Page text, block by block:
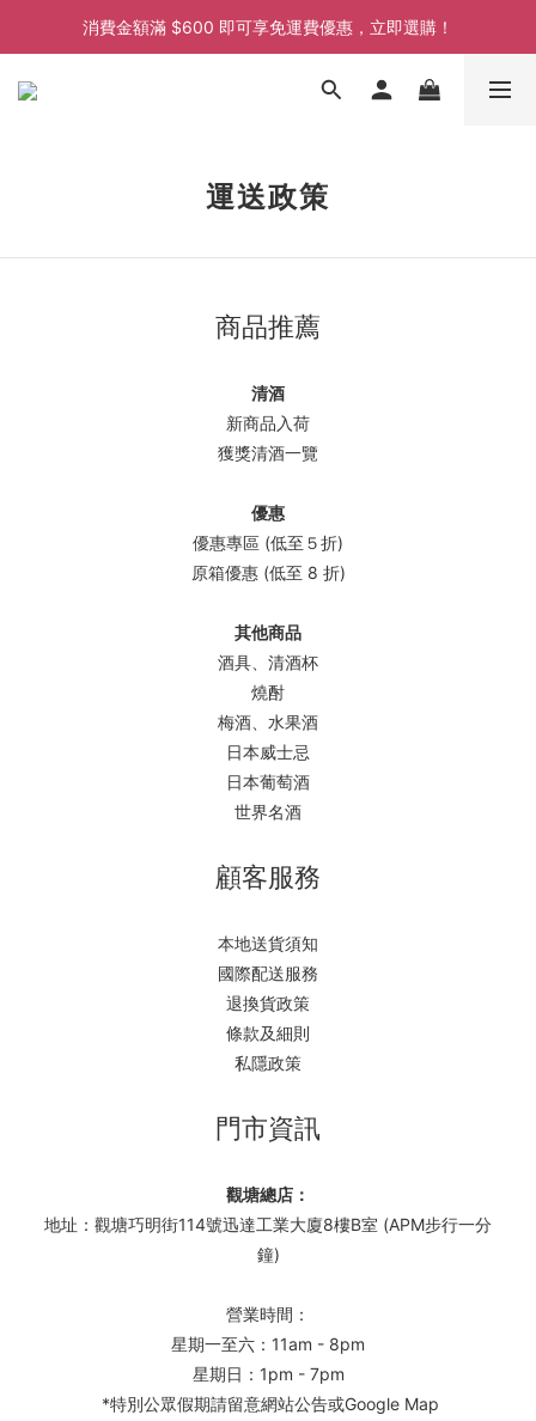
消費金額滿 $600 即可享免運費優惠，立即選購！
消費金額滿 $600 即可享免運費優惠，立即選購！
消費金額滿 $600 即可享免運費優惠，立即選購！
運送政策
商品推薦
清酒
新商品入荷
獲獎清酒一覽
優惠
優惠專區 (低至５折)
原箱優惠 (低至 8 折)
其他商品
酒具、清酒杯
燒酎
梅酒、水果酒
日本威士忌
日本葡萄酒
世界名酒
顧客服務
本地送貨須知
國際配送服務
退換貨政策
條款及細則
私隱政策
門市資訊
觀塘總店：
地址：觀塘巧明街114號迅達工業大廈8樓B室 (APM步行一分
鐘)
營業時間：
星期一至六：11am - 8pm
星期日：1pm - 7pm
*特別公眾假期請留意網站公告或Google Map